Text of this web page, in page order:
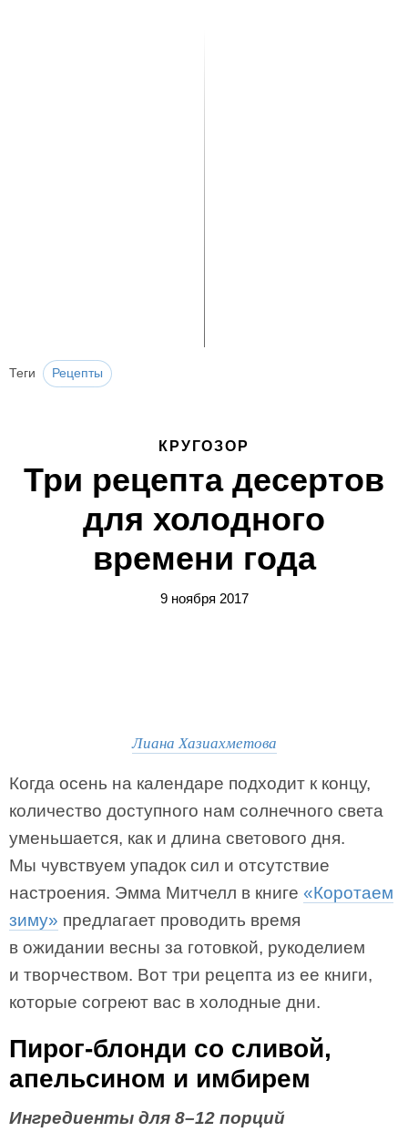
Теги Рецепты
КРУГОЗОР
Три рецепта десертов
для холодного
времени года
9 ноября 2017
Лиана Хазиахметова
Когда осень на календаре подходит к концу,
количество доступного нам солнечного света
уменьшается, как и длина светового дня.
Мы чувствуем упадок сил и отсутствие
настроения. Эмма Митчелл в книге «Коротаем
зиму» предлагает проводить время
в ожидании весны за готовкой, рукоделием
и творчеством. Вот три рецепта из ее книги,
которые согреют вас в холодные дни.
Пирог-блонди со сливой,
апельсином и имбирем
Ингредиенты для 8–12 порций